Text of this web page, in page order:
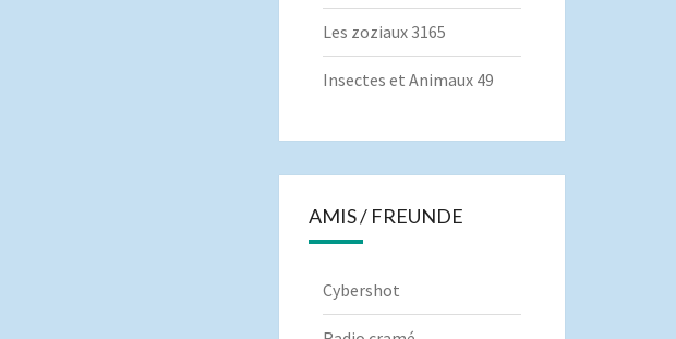
Les zoziaux 3165
Insectes et Animaux 49
AMIS / FREUNDE
Cybershot